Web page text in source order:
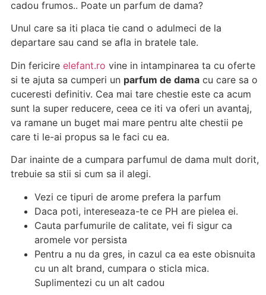
cadou frumos.. Poate un parfum de dama?
Unul care sa iti placa tie cand o adulmeci de la
departare sau cand se afla in bratele tale.
Din fericire elefant.ro vine in intampinarea ta cu oferte
si te ajuta sa cumperi un parfum de dama cu care sa o
cuceresti definitiv. Cea mai tare chestie este ca acum
sunt la super reducere, ceea ce iti va oferi un avantaj,
va ramane un buget mai mare pentru alte chestii pe
care ti le-ai propus sa le faci cu ea.
Dar inainte de a cumpara parfumul de dama mult dorit,
trebuie sa stii si cum sa il alegi.
Vezi ce tipuri de arome prefera la parfum
Daca poti, intereseaza-te ce PH are pielea ei.
Cauta parfumurile de calitate, vei fi sigur ca
aromele vor persista
Pentru a nu da gres, in cazul ca ea este obisnuita
cu un alt brand, cumpara o sticla mica.
Suplimentezi cu un alt cadou